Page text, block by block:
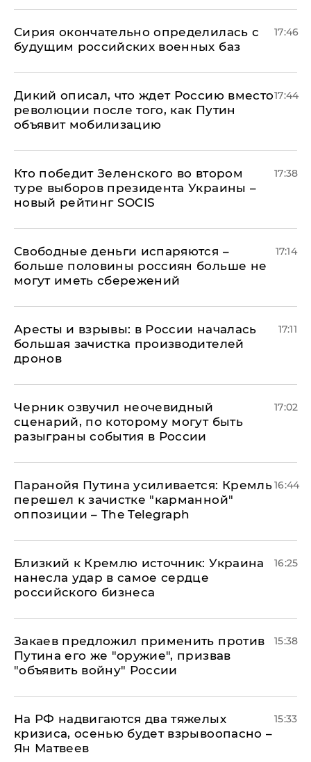
Сирия окончательно определилась с
будущим российских военных баз
17:46
Дикий описал, что ждет Россию вместо
революции после того, как Путин
объявит мобилизацию
17:44
Кто победит Зеленского во втором
туре выборов президента Украины –
новый рейтинг SOCIS
17:38
Свободные деньги испаряются –
больше половины россиян больше не
могут иметь сбережений
17:14
Аресты и взрывы: в России началась
большая зачистка производителей
дронов
17:11
Черник озвучил неочевидный
сценарий, по которому могут быть
разыграны события в России
17:02
Паранойя Путина усиливается: Кремль
перешел к зачистке "карманной"
оппозиции – The Telegraph
16:44
Близкий к Кремлю источник: Украина
нанесла удар в самое сердце
российского бизнеса
16:25
Закаев предложил применить против
Путина его же "оружие", призвав
"объявить войну" России
15:38
На РФ надвигаются два тяжелых
кризиса, осенью будет взрывоопасно –
Ян Матвеев
15:33